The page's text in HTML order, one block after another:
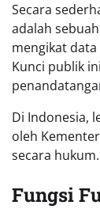
Secara
adalah
mengikat
Kunci publik
Di Indonesia,
oleh
secara
Fungsi